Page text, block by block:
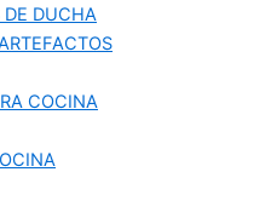
DE DUCHA
COCINA